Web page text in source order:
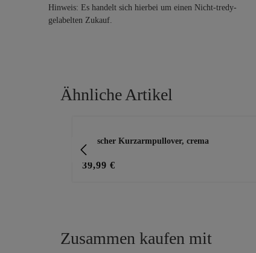
Hinweis: Es handelt sich hierbei um einen Nicht-tredy-
gelabelten Zukauf.
Ähnliche Artikel
stylischer Kurzarmpullover, crema
39,99 €
Zusammen kaufen mit